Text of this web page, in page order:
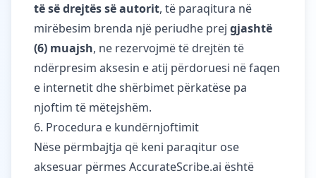
të së drejtës së autorit, të paraqitura në
mirëbesim brenda një periudhe prej gjashtë
(6) muajsh, ne rezervojmë të drejtën të
ndërpresim aksesin e atij përdoruesi në faqen
e internetit dhe shërbimet përkatëse pa
njoftim të mëtejshëm.
6. Procedura e kundërnjoftimit
Nëse përmbajtja që keni paraqitur ose
aksesuar përmes AccurateScribe.ai është